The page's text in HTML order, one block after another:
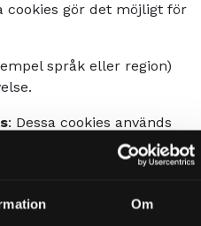
Om
cookies gör det möjligt för
språk eller region)
: Dessa cookies används
Google Ads.